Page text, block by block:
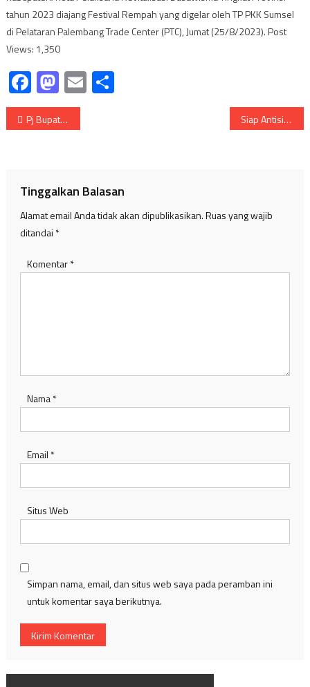
tahun 2023 diajang Festival Rempah yang digelar oleh TP PKK Sumsel
di Pelataran Palembang Trade Center (PTC), Jumat (25/8/2023). Post
Views: 1,350
Facebook
Mastodon
Email
Navigasi
Pj Bupati Apriyadi Mahmud Sholat Idul Adha Himbau Cegah Karhutbunlah Siap Antisipasi Tindak Kejahatan Lintas Negara
Tinggalkan Balasan
Alamat email Anda tidak akan dipublikasikan.Ruas yang wajib
ditandai *
Komentar*
Nama*
Email *
Situs Web
Simpan nama, email, dan situs web saya pada peramban ini
untuk komentar saya berikutnya.